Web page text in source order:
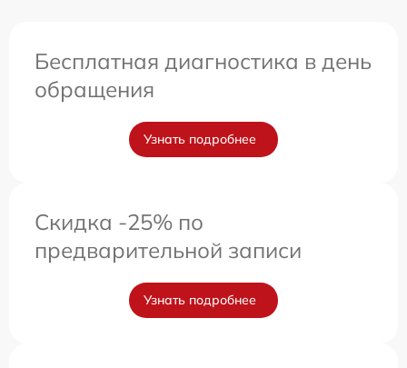
Бесплатная диагностика в день
обращения
Узнать подробнее
Скидка -25% по
предварительной записи
Узнать подробнее